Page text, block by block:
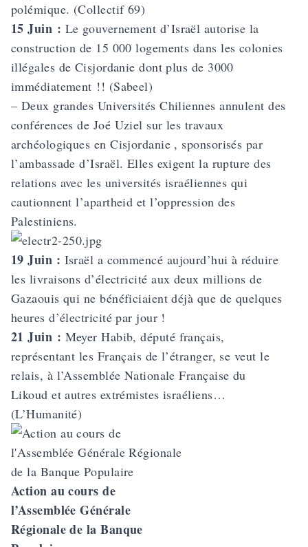
polémique. (Collectif 69)
15 Juin : Le gouvernement d’Israël autorise la
construction de 15 000 logements dans les colonies
illégales de Cisjordanie dont plus de 3000
immédiatement !! (Sabeel)
– Deux grandes Universités Chiliennes annulent des
conférences de Joé Uziel sur les travaux
archéologiques en Cisjordanie , sponsorisés par
l’ambassade d’Israël. Elles exigent la rupture des
relations avec les universités israéliennes qui
cautionnent l’apartheid et l’oppression des
Palestiniens.
19 Juin : Israël a commencé aujourd’hui à réduire
les livraisons d’électricité aux deux millions de
Gazaouis qui ne bénéficiaient déjà que de quelques
heures d’électricité par jour !
21 Juin : Meyer Habib, député français,
représentant les Français de l’étranger, se veut le
relais, à l’Assemblée Nationale Française du
Likoud et autres extrémistes israéliens…
(L’Humanité)
Action au cours de
l’Assemblée Générale
Régionale de la Banque